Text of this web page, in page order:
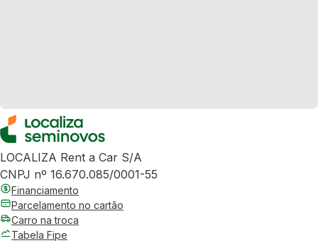
LOCALIZA Rent a Car S/A
CNPJ nº 16.670.085/0001-55
Financiamento
Parcelamento no cartão
Carro na troca
Tabela Fipe